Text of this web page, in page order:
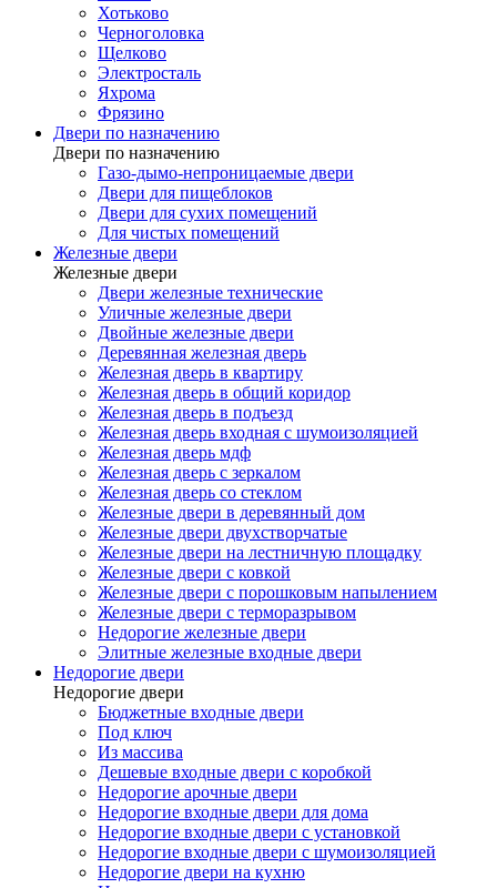
Хотьково
Черноголовка
Щелково
Электросталь
Яхрома
Фрязино
Двери по назначению
Двери по назначению
Газо-дымо-непроницаемые двери
Двери для пищеблоков
Двери для сухих помещений
Для чистых помещений
Железные двери
Железные двери
Двери железные технические
Уличные железные двери
Двойные железные двери
Деревянная железная дверь
Железная дверь в квартиру
Железная дверь в общий коридор
Железная дверь в подъезд
Железная дверь входная с шумоизоляцией
Железная дверь мдф
Железная дверь с зеркалом
Железная дверь со стеклом
Железные двери в деревянный дом
Железные двери двухстворчатые
Железные двери на лестничную площадку
Железные двери с ковкой
Железные двери с порошковым напылением
Железные двери с терморазрывом
Недорогие железные двери
Элитные железные входные двери
Недорогие двери
Недорогие двери
Бюджетные входные двери
Под ключ
Из массива
Дешевые входные двери с коробкой
Недорогие арочные двери
Недорогие входные двери для дома
Недорогие входные двери с установкой
Недорогие входные двери с шумоизоляцией
Недорогие двери на кухню